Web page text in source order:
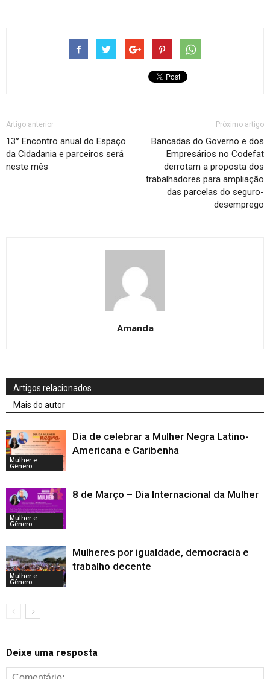
Artigo anterior
13° Encontro anual do Espaço
da Cidadania e parceiros será
neste mês
Próximo artigo
Bancadas do Governo e dos
Empresários no Codefat
derrotam a proposta dos
trabalhadores para ampliação
das parcelas do seguro-
desemprego
Amanda
Artigos relacionados
Mais do autor
Mulher e
Gênero
Dia de celebrar a Mulher Negra Latino-
Americana e Caribenha
Mulher e
Gênero
8 de Março – Dia Internacional da Mulher
Mulher e
Gênero
Mulheres por igualdade, democracia e
trabalho decente
Deixe uma resposta